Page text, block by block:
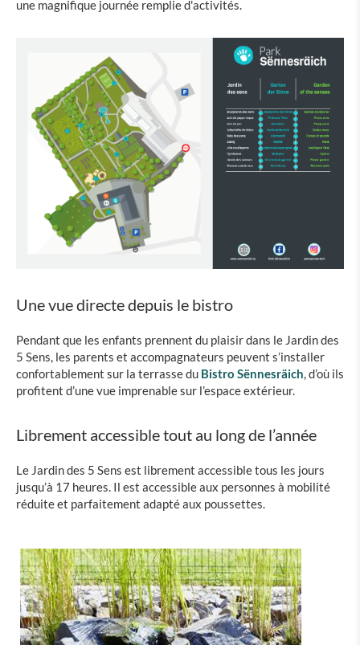
une magnifique journée remplie d'activités.
Une vue directe depuis le bistro
Pendant que les enfants prennent du plaisir dans le Jardin des
5 Sens, les parents et accompagnateurs peuvent s’installer
confortablement sur la terrasse du Bistro Sënnesräich, d’où ils
profitent d’une vue imprenable sur l’espace extérieur.
Librement accessible tout au long de l’année
Le Jardin des 5 Sens est librement accessible tous les jours
jusqu’à 17 heures. Il est accessible aux personnes à mobilité
réduite et parfaitement adapté aux poussettes.